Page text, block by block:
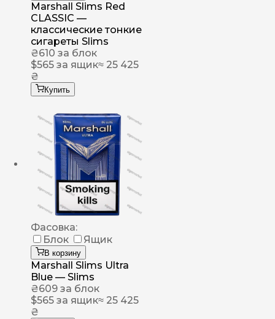
Marshall Slims Red
CLASSIC —
классические тонкие
сигареты Slims
₴610 за блок
$565 за ящик≈ 25 425
₴
Купить
Фасовка:
Блок
Ящик
В корзину
Marshall Slims Ultra
Blue — Slims
₴609 за блок
$565 за ящик≈ 25 425
₴